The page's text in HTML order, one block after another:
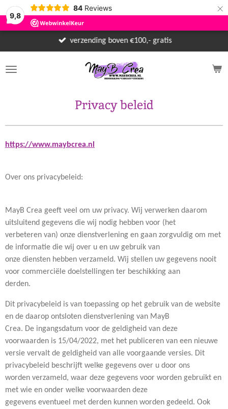
9,8
84 Reviews ×
verzending boven €100,- gratis
Privacy beleid
https://www.maybcrea.nl
Over ons privacybeleid:
MayB Crea geeft veel om uw privacy. Wij verwerken daarom
uitsluitend gegevens die wij nodig hebben voor (het
verbeteren van) onze dienstverlening en gaan zorgvuldig om met
de informatie die wij over u en uw gebruik van
onze diensten hebben verzameld. Wij stellen uw gegevens nooit
voor commerciële doelstellingen ter beschikking aan
derden.
Dit privacybeleid is van toepassing op het gebruik van de website
en de daarop ontsloten dienstverlening van MayB
Crea. De ingangsdatum voor de geldigheid van deze
voorwaarden is 15/04/2022, met het publiceren van een nieuwe
versie vervalt de geldigheid van alle voorgaande versies. Dit
privacybeleid beschrijft welke gegevens over u door ons
worden verzameld, waar deze gegevens voor worden gebruikt en
met wie en onder welke voorwaarden deze
gegevens eventueel met derden kunnen worden gedeeld. Ook